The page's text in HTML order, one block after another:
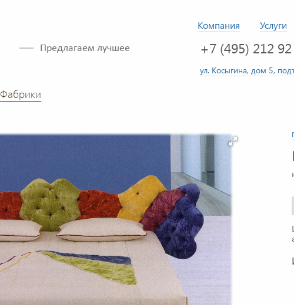
Компания Услуги
Предлагаем лучшее +7 (495) 212
ул. Косыгина, дом 5,
Фабрики